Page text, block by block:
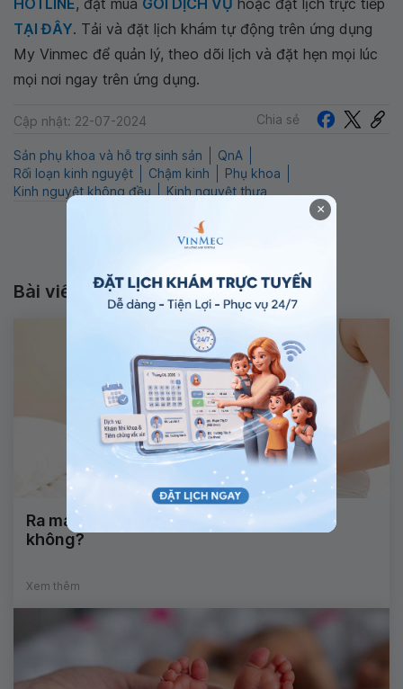
HOTLINE, đặt mua GÓI DỊCH VỤ hoặc đặt lịch trực tiếp
TẠI ĐÂY. Tải và đặt lịch khám tự động trên ứng dụng
My Vinmec để quản lý, theo dõi lịch và đặt hẹn mọi lúc
mọi nơi ngay trên ứng dụng.
Cập nhật: 22-07-2024 Chia sẻ
Sản phụ khoa và hỗ trợ sinh sản
QnA
Rối loạn kinh nguyệt
Chậm kinh
Phụ khoa
Kinh nguyệt không đều
Kinh nguyệt thưa
Bài viết liên quan
Ra máu sau khi quan hệ có nguy hiểm
không?
Xem thêm
×